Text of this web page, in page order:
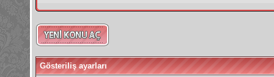
Gösteriliş ayarları